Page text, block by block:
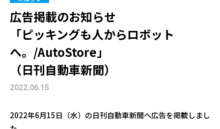
広告掲載のお知らせ
「ピッキングも人からロボット
へ。/AutoStore」
（日刊自動車新聞）
2022.06.15
2022年6月15日（水）の日刊自動車新聞へ広告を掲載しまし